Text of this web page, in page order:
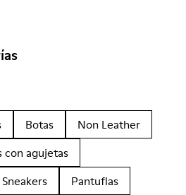
Botas
Non Leather
con agujetas
Sneakers
Pantuflas